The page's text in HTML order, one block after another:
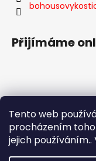
Tento web
procházením
jejich
Přijímáme
Facebook